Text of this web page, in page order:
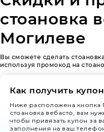
стоановка
Могилеве
Вы сможете сделать
используя промокод на
Как получить
Ниже расположена
стоановка вебасто, вам
чтобы привязать купон за
заполнения на ваш